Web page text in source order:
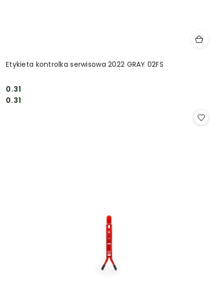
Etykieta kontrolka serwisowa 2022 GRAY 02FS
Cena:
0.31
Cena:
0.31